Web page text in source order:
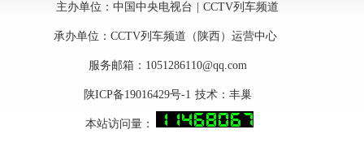
西安树脂瓦
西安纸箱包装
主办单位：中国中央电视台 | CCTV列车频道
承办单位：CCTV列车频道（陕西）运营中心
服务邮箱：1051286110@qq.com
陕ICP备19016429号-1 技术： 丰巢
本站访问量：